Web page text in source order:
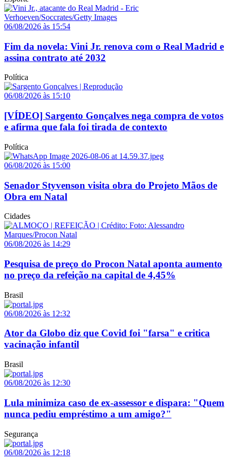
06/08/2026 às 15:54
Fim da novela: Vini Jr. renova com o Real Madrid e
assina contrato até 2032
Política
06/08/2026 às 15:10
[VÍDEO] Sargento Gonçalves nega compra de votos
e afirma que fala foi tirada de contexto
Política
06/08/2026 às 15:00
Senador Styvenson visita obra do Projeto Mãos de
Obra em Natal
Cidades
06/08/2026 às 14:29
Pesquisa de preço do Procon Natal aponta aumento
no preço da refeição na capital de 4,45%
Brasil
06/08/2026 às 12:32
Ator da Globo diz que Covid foi "farsa" e critica
vacinação infantil
Brasil
06/08/2026 às 12:30
Lula minimiza caso de ex-assessor e dispara: "Quem
nunca pediu empréstimo a um amigo?"
Segurança
06/08/2026 às 12:18